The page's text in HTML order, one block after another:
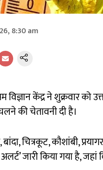
8:30 am
केंद्र ने शुक्रवार को
की चेतावनी दी है।
चित्रकूट, कौशांबी,
जारी किया गया है,